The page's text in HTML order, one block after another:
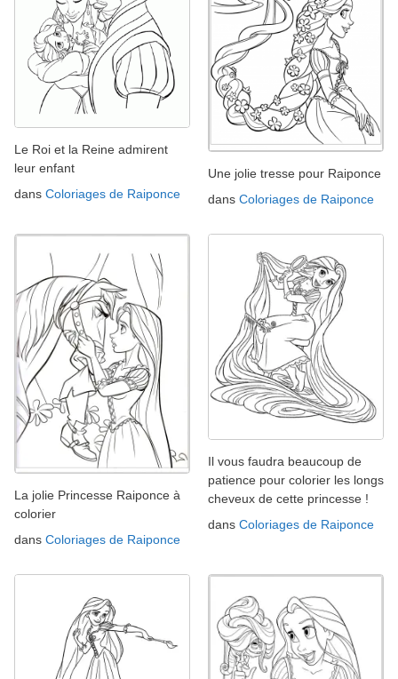
Le Roi et la Reine admirent
leur enfant
dans Coloriages de Raiponce
Une jolie tresse pour Raiponce
dans Coloriages de Raiponce
La jolie Princesse Raiponce à
colorier
dans Coloriages de Raiponce
Il vous faudra beaucoup de
patience pour colorier les longs
cheveux de cette princesse !
dans Coloriages de Raiponce